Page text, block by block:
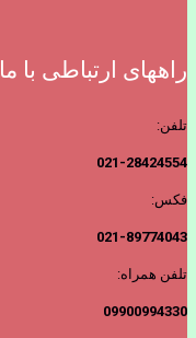
راههای ارتباطی با ما
تلفن:
021-28424554
فکس:
021-89774043
تلفن همراه:
09900994330